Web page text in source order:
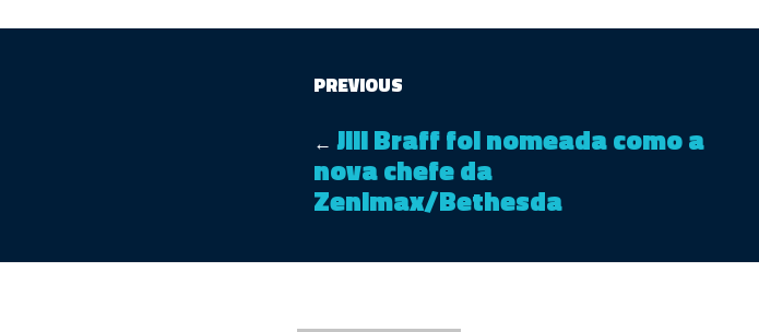
PREVIOUS
← Jill Braff foi nomeada como a
nova chefe da
Zenimax/Bethesda